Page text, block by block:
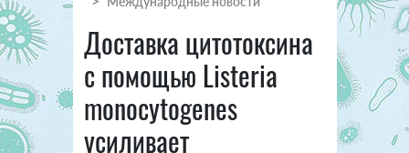
Доставка цитотоксина
с помощью Listeria
monocytogenes
усиливает